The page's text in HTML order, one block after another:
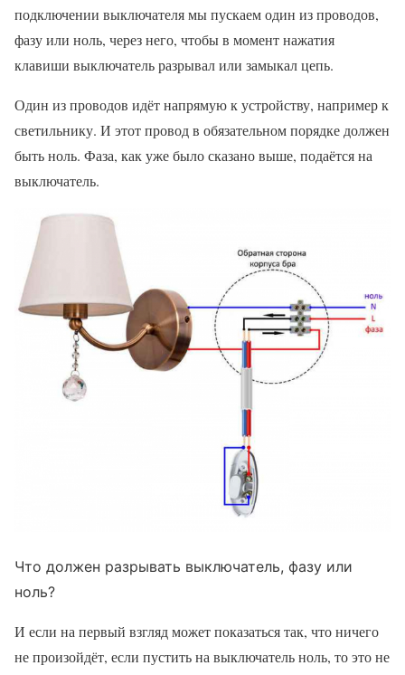
подключении выключателя мы пускаем один из проводов,
фазу или ноль, через него, чтобы в момент нажатия
клавиши выключатель разрывал или замыкал цепь.
Один из проводов идёт напрямую к устройству, например к
светильнику. И этот провод в обязательном порядке должен
быть ноль. Фаза, как уже было сказано выше, подаётся на
выключатель.
Что должен разрывать выключатель, фазу или
ноль?
И если на первый взгляд может показаться так, что ничего
не произойдёт, если пустить на выключатель ноль, то это не